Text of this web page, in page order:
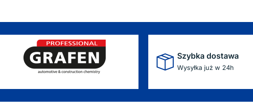
Szybka dostawa
Wysyłka już w 24h